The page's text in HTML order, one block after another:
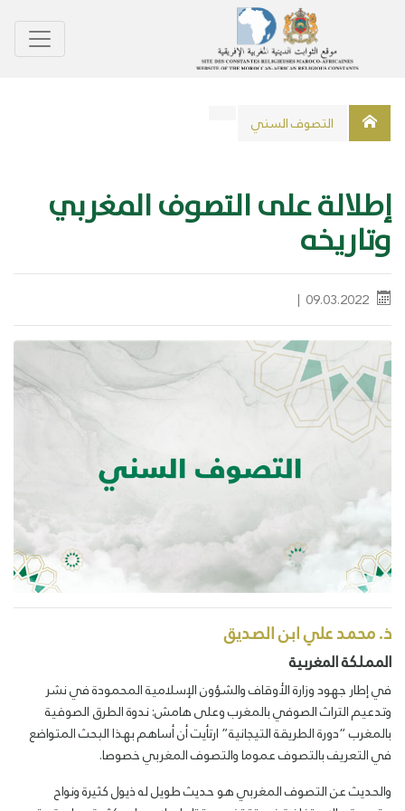
اﻟﺘﺼﻮﻑ اﻟﺴﻨﻲ
إطلالة على التصوف المغربي
وتاريخه
ذ. محمد علي ابن الصديق
المملكة المغربية
في إطار جهود وزارة الأوقاف والشؤون الإسلامية المحمودة في نشر
وتدعيم التراث الصوفي بالمغرب وعلى هامش: ندوة الطرق الصوفية
بالمغرب “دورة الطريقة التيجانية” ارتأيت أن أساهم بهذا البحث المتواضع
في التعريف بالتصوف عموما والتصوف المغربي خصوصا.
والحديث عن التصوف المغربي هو حديث طويل له ذيول كثيرة ونواح